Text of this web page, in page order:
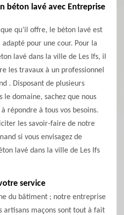
béton lavé avec Entreprise
qu’il offre, le béton lavé est
pour une cour. Pour la
lavé dans la ville de Les Ifs, il
les travaux à un professionnel
. Disposant de plusieurs
le domaine, sachez que nous
répondre à tous vos besoins.
les savoir-faire de notre
si vous envisagez de
lavé dans la ville de Les Ifs
service
du bâtiment ; notre entreprise
artisans maçons sont tout à fait